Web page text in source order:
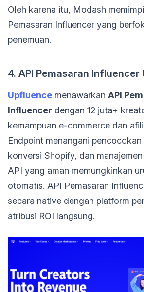
Oleh karena itu, Modash
Pemasaran Influencer yang
penemuan.
4. API Pemasaran Influencer
Upfluence menawarkan API
Influencer dengan 12 juta+
kemampuan e-commerce dan
Endpoint menangani
konversi Shopify, dan
API yang aman memungkinkan
otomatis. API Pemasaran
secara native dengan platform
atribusi ROI langsung.